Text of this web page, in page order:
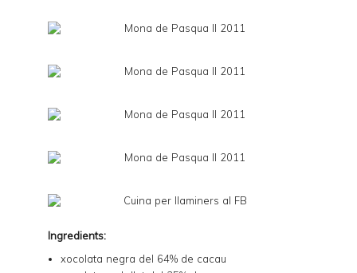
Ingredients:
xocolata negra del 64% de cacau